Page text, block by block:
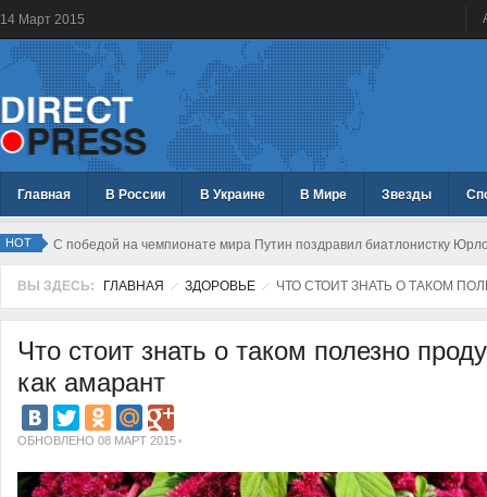
14 Март 2015
Главная В России В Украине В Мире Звезды
HOT С победой на чемпионате мира Путин поздравил биатлонистку
ВЫ ЗДЕСЬ: ГЛАВНАЯ ЗДОРОВЬЕ ЧТО СТОИТ ЗНАТЬ О ТАКОМ
Что стоит знать о таком полезно
как амарант
ОБНОВЛЕНО 08 МАРТ 2015